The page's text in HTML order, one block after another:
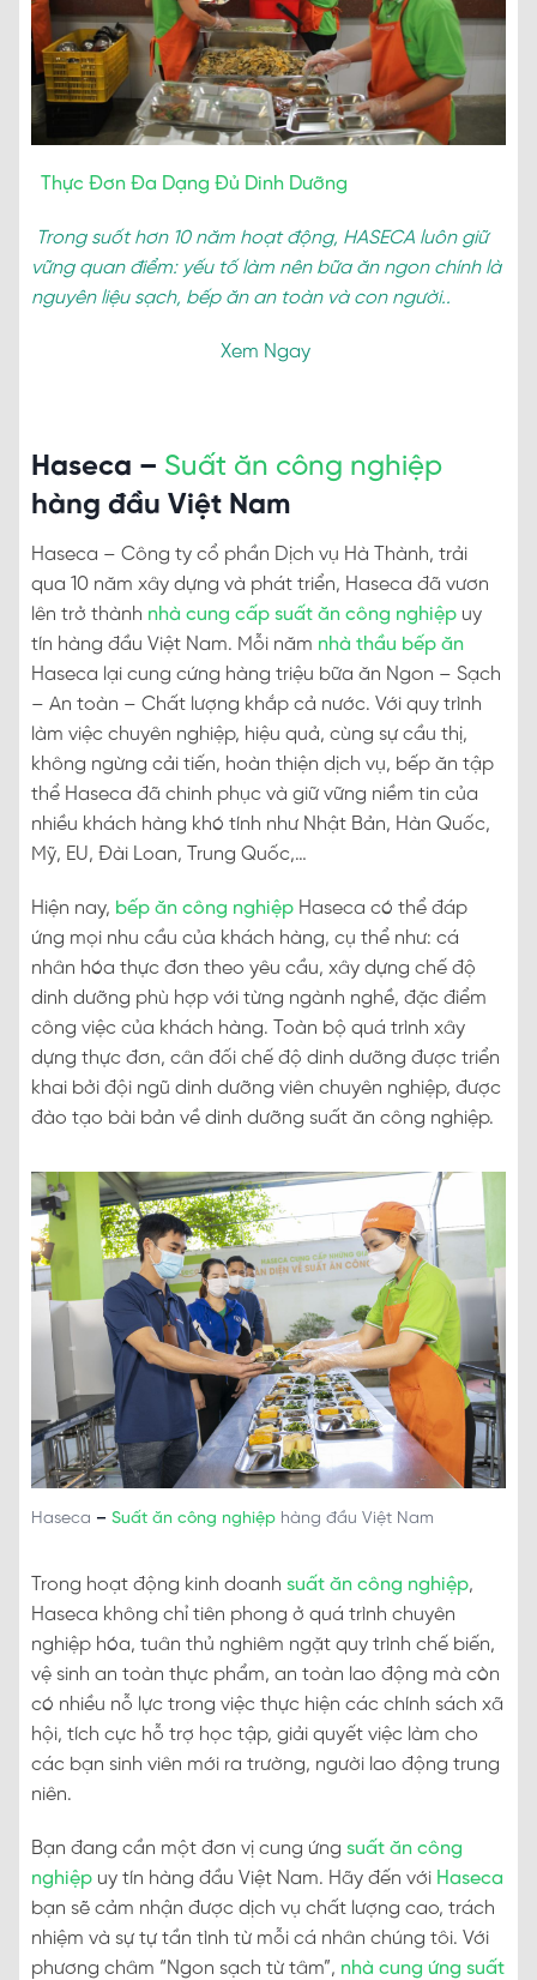
Thực Đơn Đa Dạng Đủ Dinh Dưỡng
Trong suốt hơn 10 năm hoạt động, HASECA luôn giữ
vững quan điểm: yếu tố làm nên bữa ăn ngon chính là
nguyên liệu sạch, bếp ăn an toàn và con người..
Xem Ngay
Haseca – Suất ăn công nghiệp
hàng đầu Việt Nam
Haseca – Công ty cổ phần Dịch vụ Hà Thành, trải
qua 10 năm xây dựng và phát triển, Haseca đã vươn
lên trở thành nhà cung cấp suất ăn công nghiệp uy
tín hàng đầu Việt Nam. Mỗi năm nhà thầu bếp ăn
Haseca lại cung cứng hàng triệu bữa ăn Ngon – Sạch
– An toàn – Chất lượng khắp cả nước. Với quy trình
làm việc chuyên nghiệp, hiệu quả, cùng sự cầu thị,
không ngừng cải tiến, hoàn thiện dịch vụ, bếp ăn tập
thể Haseca đã chinh phục và giữ vững niềm tin của
nhiều khách hàng khó tính như Nhật Bản, Hàn Quốc,
Mỹ, EU, Đài Loan, Trung Quốc,…
Hiện nay, bếp ăn công nghiệp Haseca có thể đáp
ứng mọi nhu cầu của khách hàng, cụ thể như: cá
nhân hóa thực đơn theo yêu cầu, xây dựng chế độ
dinh dưỡng phù hợp với từng ngành nghề, đặc điểm
công việc của khách hàng. Toàn bộ quá trình xây
dựng thực đơn, cân đối chế độ dinh dưỡng được triển
khai bởi đội ngũ dinh dưỡng viên chuyên nghiệp, được
đào tạo bài bản về dinh dưỡng suất ăn công nghiệp.
Haseca – Suất ăn công nghiệp hàng đầu Việt Nam
Trong hoạt động kinh doanh suất ăn công nghiệp,
Haseca không chỉ tiên phong ở quá trình chuyên
nghiệp hóa, tuân thủ nghiêm ngặt quy trình chế biến,
vệ sinh an toàn thực phẩm, an toàn lao động mà còn
có nhiều nỗ lực trong việc thực hiện các chính sách xã
hội, tích cực hỗ trợ học tập, giải quyết việc làm cho
các bạn sinh viên mới ra trường, người lao động trung
niên.
Bạn đang cần một đơn vị cung ứng suất ăn công
nghiệp uy tín hàng đầu Việt Nam. Hãy đến với Haseca
bạn sẽ cảm nhận được dịch vụ chất lượng cao, trách
nhiệm và sự tự tần tình từ mỗi cá nhân chúng tôi. Với
phương châm “Ngon sạch từ tâm”, nhà cung ứng suất